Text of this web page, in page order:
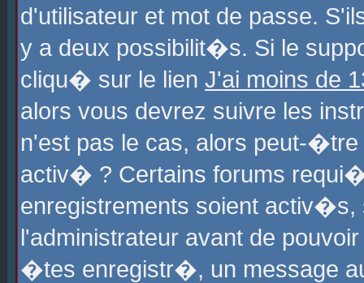
d'utilisateur et mot de passe.
y a deux possibilit�s. Si le
cliqu� sur le lien J'ai moins de
alors vous devrez suivre les
n'est pas le cas, alors peut-
activ� ? Certains forums
enregistrements soient
l'administrateur avant de
�tes enregistr�, un message